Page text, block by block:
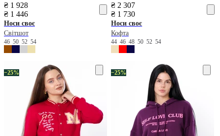
₴ 1 928
₴ 1 446
Носи своє
Світшот
46 50 52 54
₴ 2 307
₴ 1 730
Носи своє
Кофта
444648505254
−25% −25%